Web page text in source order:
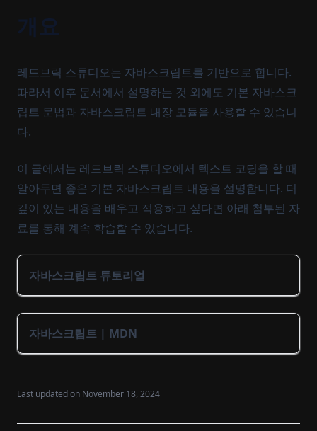
개요
레드브릭 스튜디오는 자바스크립트를 기반으로 합니다.
따라서 이후 문서에서 설명하는 것 외에도 기본 자바스크
립트 문법과 자바스크립트 내장 모듈을 사용할 수 있습니
다.
이 글에서는 레드브릭 스튜디오에서 텍스트 코딩을 할 때
알아두면 좋은 기본 자바스크립트 내용을 설명합니다. 더
깊이 있는 내용을 배우고 적용하고 싶다면 아래 첨부된 자
료를 통해 계속 학습할 수 있습니다.
자바스크립트 튜토리얼
자바스크립트 | MDN
Last updated on November 18, 2024